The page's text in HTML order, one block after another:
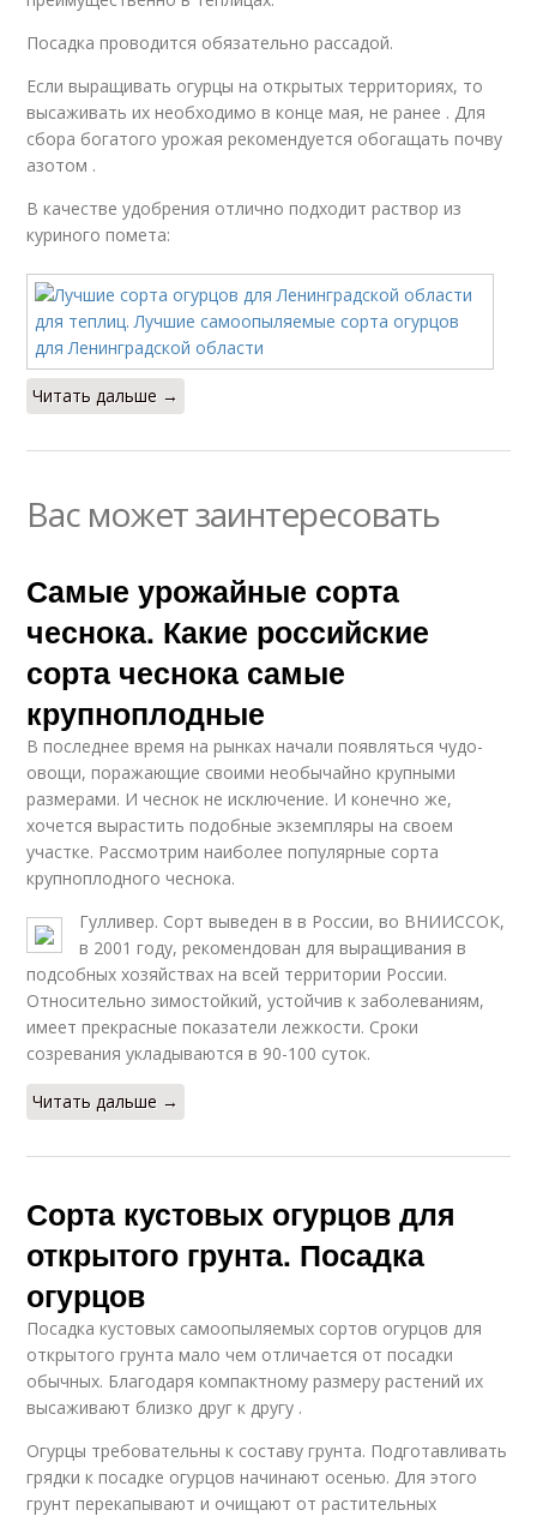
Посадка проводится обязательно рассадой.
Если выращивать огурцы на открытых территориях, то
высаживать их необходимо в конце мая, не ранее . Для
сбора богатого урожая рекомендуется обогащать почву
азотом .
В качестве удобрения отлично подходит раствор из
куриного помета:
Читать дальше →
Вас может заинтересовать
Самые урожайные сорта
чеснока. Какие российские
сорта чеснока самые
крупноплодные
В последнее время на рынках начали появляться чудо-
овощи, поражающие своими необычайно крупными
размерами. И чеснок не исключение. И конечно же,
хочется вырастить подобные экземпляры на своем
участке. Рассмотрим наиболее популярные сорта
крупноплодного чеснока.
Гулливер. Сорт выведен в в России, во ВНИИССОК,
в 2001 году, рекомендован для выращивания в
подсобных хозяйствах на всей территории России.
Относительно зимостойкий, устойчив к заболеваниям,
имеет прекрасные показатели лежкости. Сроки
созревания укладываются в 90-100 суток.
Читать дальше →
Сорта кустовых огурцов для
открытого грунта. Посадка
огурцов
Посадка кустовых самоопыляемых сортов огурцов для
открытого грунта мало чем отличается от посадки
обычных. Благодаря компактному размеру растений их
высаживают близко друг к другу .
Огурцы требовательны к составу грунта. Подготавливать
грядки к посадке огурцов начинают осенью. Для этого
грунт перекапывают и очищают от растительных